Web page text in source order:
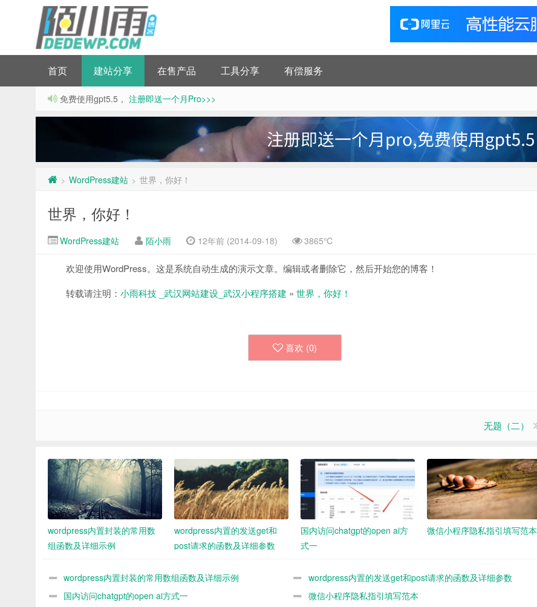
首页 建站分享 在售产品 工具分享 有偿服务
免费使用gpt5.5， 注册即送一个月Pro>>>
> WordPress建站 > 世界，你好！
世界，你好！
WordPress建站 陌小雨 12年前 (2014-09-18) 3865℃
欢迎使用WordPress。这是系统自动生成的演示文章。编辑或者删除它，然后开始您的博客！
转载请注明： 小雨科技 _武汉网站建设_武汉小程序搭建 » 世界，你好！
喜欢 (0)
无题（二）
wordpress内置封装的常用数
组函数及详细示例
wordpress内置的发送get和
post请求的函数及详细参数
国内访问chatgpt的open ai方
式一
微信小程序隐私指引填写范本
wordpress内置封装的常用数组函数及详细示例
wordpress内置的发送get和post请求的函数及详细参数
demo
国内访问chatgpt的open ai方式一
微信小程序隐私指引填写范本